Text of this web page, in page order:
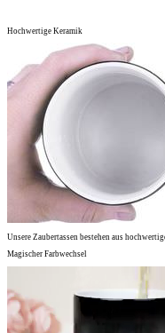
Hochwertige Keramik
Unsere Zaubertassen bestehen aus
Magischer Farbwechsel